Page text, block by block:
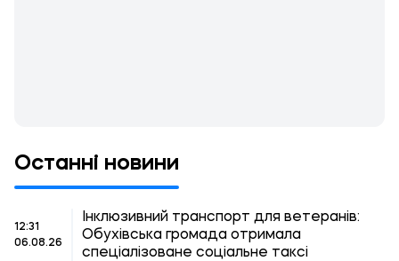
Останні новини
12:31
06.08.26
Інклюзивний транспорт для ветеранів:
Обухівська громада отримала
спеціалізоване соціальне таксі